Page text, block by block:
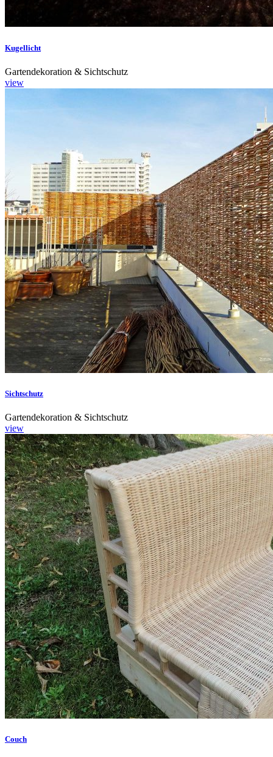
Kugellicht
Gartendekoration & Sichtschutz
view
Sichtschutz
Gartendekoration & Sichtschutz
view
Couch